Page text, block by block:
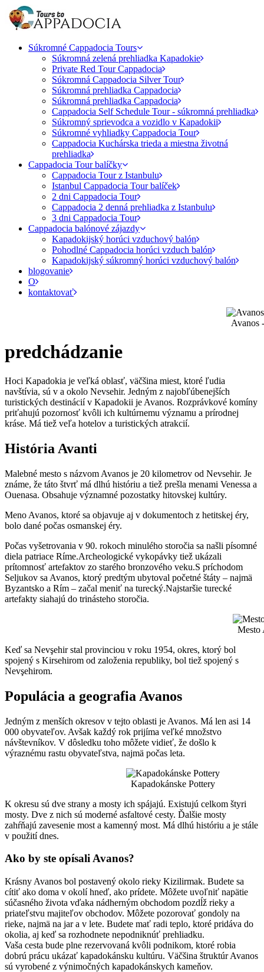
Súkromné Cappadocia Tours
Súkromná zelená prehliadka Kapadokie
Private Red Tour Cappadocia
Súkromná Cappadocia Silver Tour
Súkromná prehliadka Cappadocia
Súkromná prehliadka Cappadocia
Cappadocia Self Schedule Tour - súkromná prehliadka
Súkromný sprievodca a vozidlo v Kapadokii
Súkromné vyhliadky Cappadocia Tour
Cappadocia Kuchárska trieda a miestna životná
prehliadka
Cappadocia Tour balíčky
Cappadocia Tour z Istanbulu
Istanbul Cappadocia Tour balíček
2 dni Cappadocia Tour
Cappadocia 2 denná prehliadka z Istanbulu
3 dni Cappadocia Tour
Cappadocia balónové zájazdy
Kapadokijský horúci vzduchový balón
Pohodlné Cappadocia horúci vzduch balón
Kapadokijský súkromný horúci vzduchový balón
blogovanie
O
kontaktovať
Avanos
predchádzanie
Hoci Kapadokia je veľká oblasť, väčšina miest, ktoré ľudia
navštívia, sú v a okolo Nevsehir. Jedným z najobľúbenejších
turistických destinácií v Kapadokii je Avanos. Rozprávkové komíny
priťahujú pozornosť kvôli ich kultúrnemu významu a prírodnej
kráse. Má tiež veľa hotelov a turistických atrakcií.
História Avanti
Malebné mesto s názvom Avanos je 20 kilometrov od Nevsehir. Je
známe, že táto štvrť má dlhú históriu a tiež prešla menami Venessa a
Ouenasa. Obsahuje významné pozostatky hitovskej kultúry.
Meno Avanos, ktoré sa objavuje aj v dokumentoch z hetitskej éry,
bolo dané počas osmanskej éry.
Počas vyšetrovania v 90. rokoch minulého storočia sa našli písomné
diela patriace Ríme.Archeologické vykopávky tiež ukázali
prítomnosť artefaktov zo starého bronzového veku.S príchodom
Seljukov sa Avanos, ktorý predtým ubytoval početné štáty – najmä
Byzantsko a Rím – začal meniť na turecký.Najstaršie turecké
artefakty siahajú do trinásteho storočia.
Mesto
Keď sa Nevşehir stal provinciou v roku 1954, okres, ktorý bol
spojený s Kirsehirom od založenia republiky, bol tiež spojený s
Nevşehirom.
Populácia a geografia Avanos
Jedným z menších okresov v tejto oblasti je Avanos. Má len asi 14
000 obyvateľov. Avšak každý rok prijíma veľké množstvo
návštevníkov. V dôsledku toho môžete vidieť, že došlo k
výraznému rastu obyvateľstva, najmä počas leta.
Kapadokánske Pottery
K okresu sú dve strany a mosty ich spájajú. Existujú celkom štyri
mosty. Dve z nich sú moderné asfaltové cesty. Ďalšie mosty
zahŕňajú zavesenie most a kamenný most. Má dlhú históriu a je stále
v použití dnes.
Ako by ste opísali Avanos?
Krásny Avanos bol postavený okolo rieky Kizilirmak. Budete sa
cítiť ako doma v okolí hneď, ako prídete. Môžete uvoľniť napätie
súčasného života vďaka nádherným obchodom pozdĺž rieky a
priateľstvu majiteľov obchodov. Môžete pozorovať gondoly na
rieke, najmä na jar a v lete. Budete mať radi teplo, ktoré pridáva do
okolia, aj keď sa rozhodnete nepodniknúť prehliadku.
Vaša cesta bude plne rezervovaná kvôli podnikom, ktoré robia
dobrú prácu ukázať kapadokánsku kultúru. Väčšina štruktúr Avanos
sú vyrobené z výnimočných kapadokánskych kameňov.